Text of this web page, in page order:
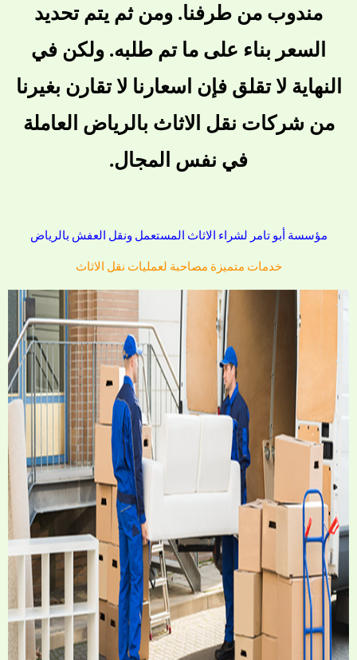
مندوب من طرفنا. ومن ثم يتم تحديد
السعر بناء على ما تم طلبه. ولكن في
النهاية لا تقلق فإن اسعارنا لا تقارن بغيرنا
من شركات نقل الاثاث بالرياض العاملة
في نفس المجال.
مؤسسة أبو تامر لشراء الاثاث المستعمل ونقل العفش بالرياض
خدمات متميزة مصاحبة لعمليات نقل الاثاث